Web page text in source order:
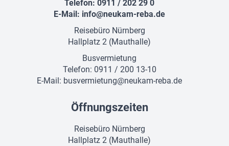
Telefon: 0911 / 202 29 0
E-Mail: info@neukam-reba.de
Reisebüro Nürnberg
Hallplatz 2 (Mauthalle)
Busvermietung
Telefon: 0911 / 200 13-10
E-Mail: busvermietung@neukam-reba.de
Öffnungszeiten
Reisebüro Nürnberg
Hallplatz 2 (Mauthalle)